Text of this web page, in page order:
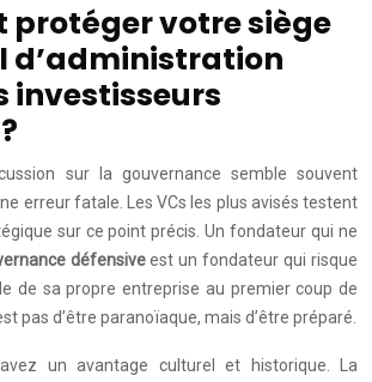
protéger votre siège
d’administration
investisseurs
sur la gouvernance semble souvent
erreur fatale. Les VCs les plus avisés testent
sur ce point précis. Un fondateur qui ne
défensiveest un fondateur qui risque
de sa propre entreprise au premier coup de
pas d’être paranoïaque, mais d’être préparé.
un avantage culturel et historique. La